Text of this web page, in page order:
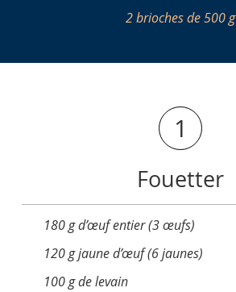
2 brioches de 500 g
1
Fouetter
180 g d’œuf entier (3 œufs)
120 g jaune d’œuf (6 jaunes)
100 g de levain